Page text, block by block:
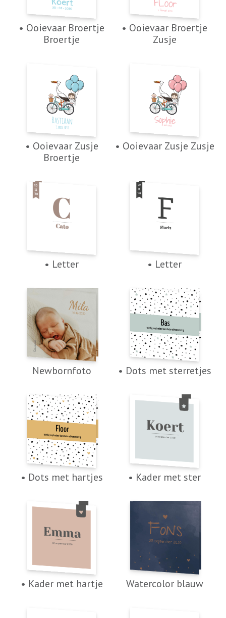
• Ooievaar Broertje
Broertje
• Ooievaar Broertje
Zusje
• Ooievaar Zusje
Broertje
• Ooievaar Zusje Zusje
• Letter • Letter
Newbornfoto • Dots met sterretjes
• Dots met hartjes • Kader met ster
• Kader met hartje Watercolor blauw